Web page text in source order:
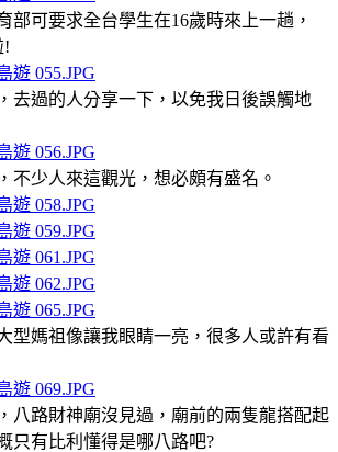
部可要求全台學生在16歲時來上一趟，
!
去過的人分享一下，以免我日後誤觸地
不少人來這觀光，想必頗有盛名。
型媽祖像讓我眼睛一亮，很多人或許有看
八路財神廟沒見過，廟前的兩隻龍搭配起
只有比利懂得是哪八路吧?